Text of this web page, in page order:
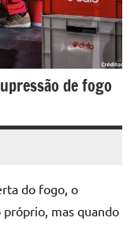
de fogo
do fogo, o
mas quando